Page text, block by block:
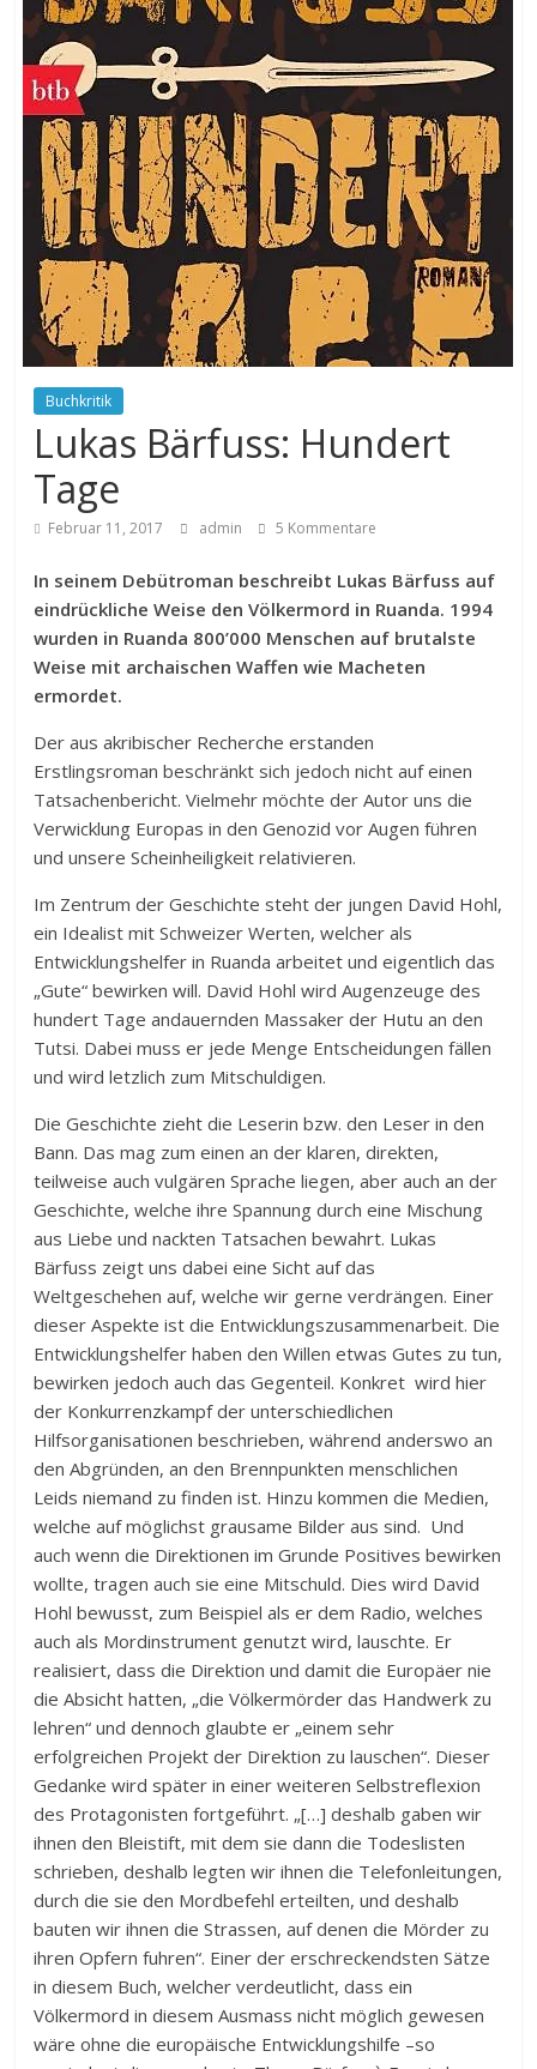
Buchkritik
Lukas Bärfuss: Hundert
Tage
Februar 11, 2017 admin 5 Kommentare
In seinem Debütroman beschreibt Lukas Bärfuss auf
eindrückliche Weise den Völkermord in Ruanda. 1994
wurden in Ruanda 800’000 Menschen auf brutalste
Weise mit archaischen Waffen wie Macheten
ermordet.
Der aus akribischer Recherche erstanden
Erstlingsroman beschränkt sich jedoch nicht auf einen
Tatsachenbericht. Vielmehr möchte der Autor uns die
Verwicklung Europas in den Genozid vor Augen führen
und unsere Scheinheiligkeit relativieren.
Im Zentrum der Geschichte steht der jungen David Hohl,
ein Idealist mit Schweizer Werten, welcher als
Entwicklungshelfer in Ruanda arbeitet und eigentlich das
„Gute“ bewirken will. David Hohl wird Augenzeuge des
hundert Tage andauernden Massaker der Hutu an den
Tutsi. Dabei muss er jede Menge Entscheidungen fällen
und wird letzlich zum Mitschuldigen.
Die Geschichte zieht die Leserin bzw. den Leser in den
Bann. Das mag zum einen an der klaren, direkten,
teilweise auch vulgären Sprache liegen, aber auch an der
Geschichte, welche ihre Spannung durch eine Mischung
aus Liebe und nackten Tatsachen bewahrt. Lukas
Bärfuss zeigt uns dabei eine Sicht auf das
Weltgeschehen auf, welche wir gerne verdrängen. Einer
dieser Aspekte ist die Entwicklungszusammenarbeit. Die
Entwicklungshelfer haben den Willen etwas Gutes zu tun,
bewirken jedoch auch das Gegenteil. Konkret wird hier
der Konkurrenzkampf der unterschiedlichen
Hilfsorganisationen beschrieben, während anderswo an
den Abgründen, an den Brennpunkten menschlichen
Leids niemand zu finden ist. Hinzu kommen die Medien,
welche auf möglichst grausame Bilder aus sind. Und
auch wenn die Direktionen im Grunde Positives bewirken
wollte, tragen auch sie eine Mitschuld. Dies wird David
Hohl bewusst, zum Beispiel als er dem Radio, welches
auch als Mordinstrument genutzt wird, lauschte. Er
realisiert, dass die Direktion und damit die Europäer nie
die Absicht hatten, „die Völkermörder das Handwerk zu
lehren“ und dennoch glaubte er „einem sehr
erfolgreichen Projekt der Direktion zu lauschen“. Dieser
Gedanke wird später in einer weiteren Selbstreflexion
des Protagonisten fortgeführt. „[…] deshalb gaben wir
ihnen den Bleistift, mit dem sie dann die Todeslisten
schrieben, deshalb legten wir ihnen die Telefonleitungen,
durch die sie den Mordbefehl erteilten, und deshalb
bauten wir ihnen die Strassen, auf denen die Mörder zu
ihren Opfern fuhren“. Einer der erschreckendsten Sätze
in diesem Buch, welcher verdeutlicht, dass ein
Völkermord in diesem Ausmass nicht möglich gewesen
wäre ohne die europäische Entwicklungshilfe –so